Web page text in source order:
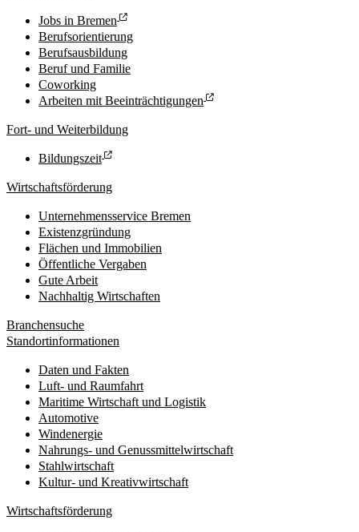
Jobs in Bremen
Berufsorientierung
Berufsausbildung
Beruf und Familie
Coworking
Arbeiten mit Beeinträchtigungen
Fort- und Weiterbildung
Bildungszeit
Wirtschaftsförderung
Unternehmensservice Bremen
Existenzgründung
Flächen und Immobilien
Öffentliche Vergaben
Gute Arbeit
Nachhaltig Wirtschaften
Branchensuche
Standortinformationen
Daten und Fakten
Luft- und Raumfahrt
Maritime Wirtschaft und Logistik
Automotive
Windenergie
Nahrungs- und Genussmittelwirtschaft
Stahlwirtschaft
Kultur- und Kreativwirtschaft
Wirtschaftsförderung